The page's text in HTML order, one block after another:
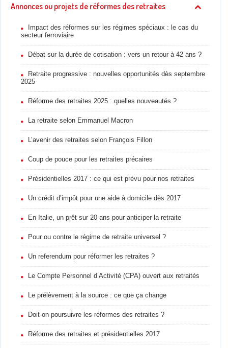
Annonces ou projets de réformes des retraites
Impact des réformes sur les régimes spéciaux : le cas du
secteur ferroviaire
Débat sur la durée de cotisation : vers un retour à 42 ans ?
Retraite progressive : nouvelles opportunités dès septembre
2025
Réforme des retraites 2025 : quelles nouveautés ?
La retraite selon Emmanuel Macron
L’avenir des retraites selon François Fillon
Coup de pouce pour les retraites précaires
Présidentielles 2017 : ce qui est prévu pour nos retraites
Un crédit d’impôt pour une aide à domicile dès 2017
En Italie, un prêt sur 20 ans pour anticiper la retraite
Pour ou contre le régime de retraite universel ?
Un referendum pour réformer les retraites ?
Le Compte Personnel d’Activité (CPA) ouvert aux retraités
Le prélèvement à la source : ce que ça change
Doit-on poursuivre les réformes des retraites ?
Réforme des retraites et présidentielles 2017